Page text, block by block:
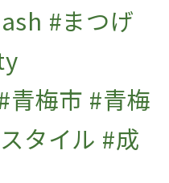
(2)
(2)
(1)
#まつげ
梅市 #青梅
タイル #成